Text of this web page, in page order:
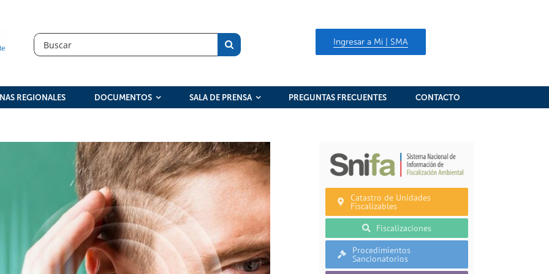
Search
for:
Ingresar a Mi | SMA
REGIONALES DOCUMENTOS SALA DE PRENSA PREGUNTAS FRECUENTES CONTACTO
Catastro de Unidades
Fiscalizables
Fiscalizaciones
Procedimientos
Sancionatorios